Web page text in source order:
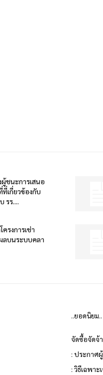
ผู้ชนะการเสนอ
ที่เกี่ยวข้องกับ
รร....
รงการเช่า
ลบนระบบคลา
..ยอดนิยม..
จัดซื้อจัดจ้
: ประกาศ
: วิธีเฉพาะ